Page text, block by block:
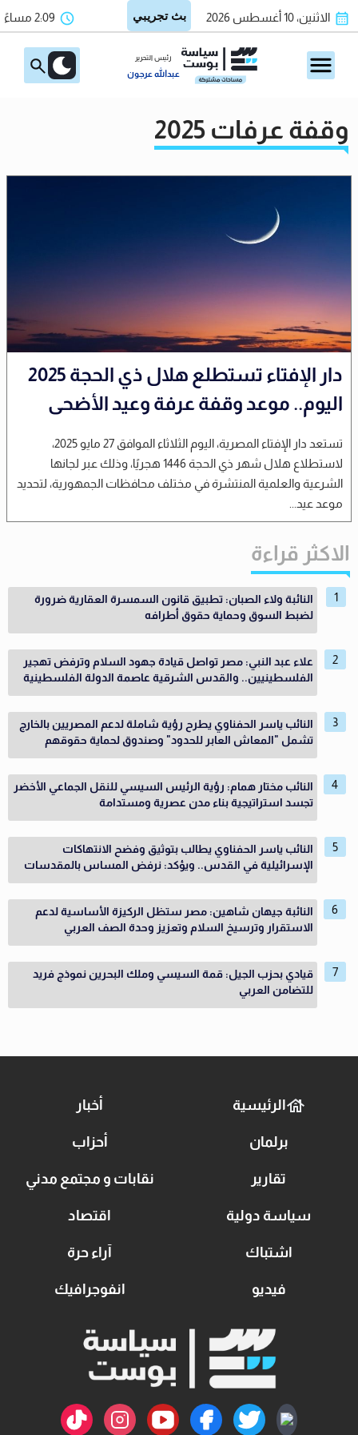
الاثنين، 10 أغسطس 2026 2:09 مساءً
رئيس التحرير
عبدالله عرجون
وقفة عرفات 2025
دار الإفتاء تستطلع هلال ذي الحجة 2025
اليوم.. موعد وقفة عرفة وعيد الأضحى
تستعد دار الإفتاء المصرية، اليوم الثلاثاء الموافق 27 مايو 2025،
لاستطلاع هلال شهر ذي الحجة 1446 هجريًا، وذلك عبر لجانها
الشرعية والعلمية المنتشرة في مختلف محافظات الجمهورية، لتحديد
موعد عيد...
الاكثر قراءة
النائبة ولاء الصبان: تطبيق قانون السمسرة العقارية ضرورة
لضبط السوق وحماية حقوق أطرافه
علاء عبد النبي: مصر تواصل قيادة جهود السلام وترفض تهجير
الفلسطينيين.. والقدس الشرقية عاصمة الدولة الفلسطينية
النائب ياسر الحفناوي يطرح رؤية شاملة لدعم المصريين بالخارج
تشمل "المعاش العابر للحدود" وصندوق لحماية حقوقهم
النائب مختار همام: رؤية الرئيس السيسي للنقل الجماعي الأخضر
تجسد استراتيجية بناء مدن عصرية ومستدامة
النائب ياسر الحفناوي يطالب بتوثيق وفضح الانتهاكات
الإسرائيلية في القدس.. ويؤكد: نرفض المساس بالمقدسات
النائبة جيهان شاهين: مصر ستظل الركيزة الأساسية لدعم
الاستقرار وترسيخ السلام وتعزيز وحدة الصف العربي
قيادي بحزب الجيل: قمة السيسي وملك البحرين نموذج فريد
للتضامن العربي
الرئيسية أخبار
برلمان أحزاب
تقارير نقابات و مجتمع مدني
سياسة دولية اقتصاد
اشتباك آراء حرة
فيديو انفوجرافيك